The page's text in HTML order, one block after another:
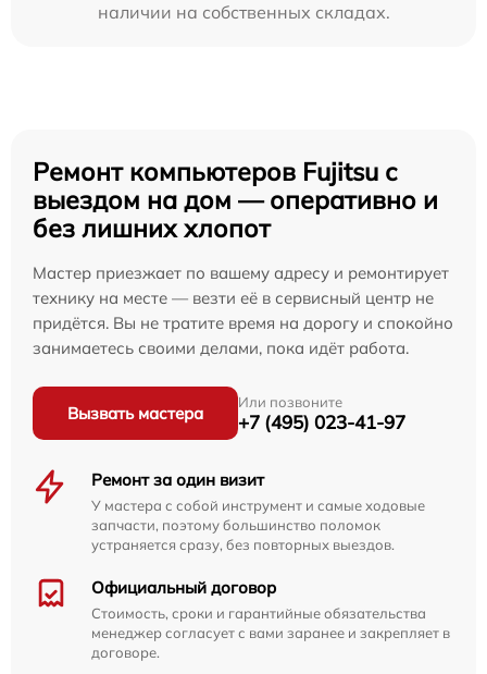
наличии на собственных складах.
Ремонт компьютеров Fujitsu с
выездом на дом — оперативно и
без лишних хлопот
Мастер приезжает по вашему адресу и ремонтирует
технику на месте — везти её в сервисный центр не
придётся. Вы не тратите время на дорогу и спокойно
занимаетесь своими делами, пока идёт работа.
Вызвать мастера
Или позвоните
+7 (495) 023-41-97
Ремонт за один визит
У мастера с собой инструмент и самые ходовые
запчасти, поэтому большинство поломок
устраняется сразу, без повторных выездов.
Официальный договор
Стоимость, сроки и гарантийные обязательства
менеджер согласует с вами заранее и закрепляет в
договоре.